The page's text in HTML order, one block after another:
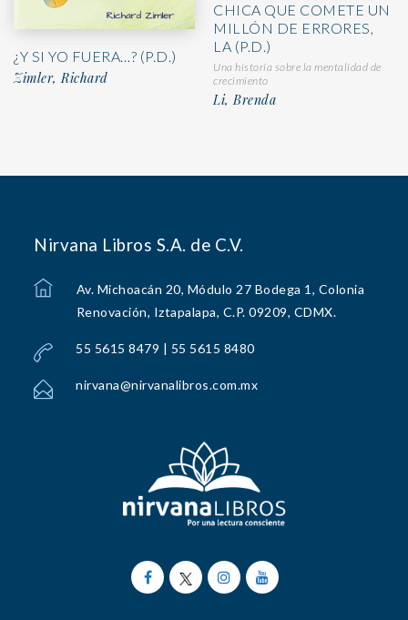
¿Y SI YO FUERA…? (P.D.)
Zimler, Richard
CHICA QUE COMETE UN
MILLÓN DE ERRORES,
LA (P.D.)
Una historia sobre la mentalidad de
crecimiento
Li, Brenda
Nirvana Libros S.A. de C.V.
Av. Michoacán 20, Módulo 27 Bodega 1, Colonia
Renovación, Iztapalapa, C.P. 09209, CDMX.
55 5615 8479 | 55 5615 8480
nirvana@nirvanalibros.com.mx